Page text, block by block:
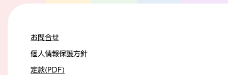
お問合せ
個人情報保護方針
定款(PDF)